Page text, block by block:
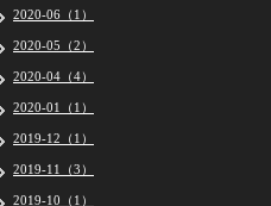
2020-06（1）
2020-05（2）
2020-04（4）
2020-01（1）
2019-12（1）
2019-11（3）
2019-10（1）